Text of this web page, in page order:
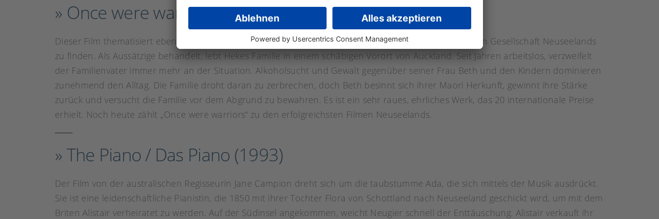
» Once were warriors / Die letzte Kriegerin (1994)
Dieser Film thematisiert ebenfalls die Probleme der Maori, ihre Rolle in der schnelllebigen, urbanisierten Gesellschaft Neuseelands
zu finden. Als Aussätzige behandelt, lebt Hekes Familie in einem schäbigen Vorort von Auckland. Seit Jahren arbeitslos, verzweifelt
der Familienvater immer mehr an der Situation. Alkoholsucht und Gewalt gegenüber seiner Frau Beth und den Kindern dominieren
zunehmend den Alltag. Die Familie droht daran zu zerbrechen, doch Beth besinnt sich ihrer Maori Herkunft, gewinnt ihre Stärke
zurück und versucht die Familie vor dem Abgrund zu bewahren. Es ist ein sehr raues, ehrliches Werk, das 20 internationale Preise
erhielt. Noch heute zählt „Once were warriors“ zu den erfolgreichsten Filmen Neuseelands.
» The Piano / Das Piano (1993)
Der Film von der australischen Regisseurin Jane Campion dreht sich um die taubstumme Ada, die sich mittels der Musik ausdrückt.
Sie ist eine leidenschaftliche Pianistin, die 1850 mit ihrer Tochter Flora von Schottland nach Neuseeland geschickt wird, um mit dem
Briten Alistair verheiratet zu werden. Auf der Südinsel angekommen, weicht Neugier schnell der Enttäuschung. Alistair verkauft ihr